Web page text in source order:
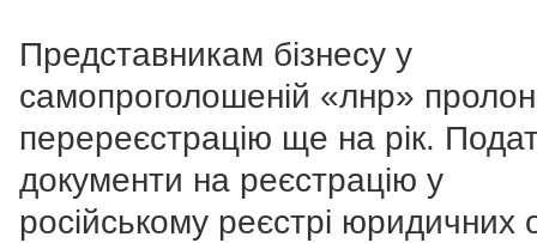
Представникам бізнесу у
самопроголошеній «лнр»
перереєстрацію ще на рік.
документи на реєстрацію у
російському реєстрі юридичних